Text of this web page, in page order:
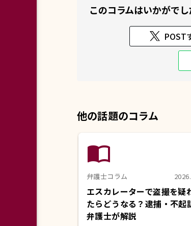
このコラムはいかがでし
POST
他の話題のコラム
import_contacts
弁護士コラム
エスカレーターで盗撮を疑
たらどうなる？逮捕・不起
弁護士が解説